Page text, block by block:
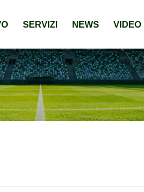
SERVIZI NEWS